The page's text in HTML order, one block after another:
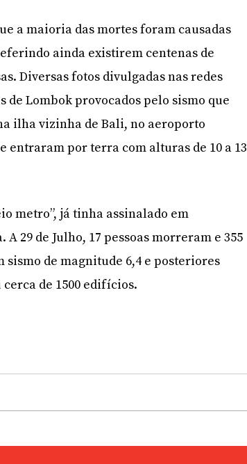
a maioria das mortes foram causadas
ainda existirem centenas de
Diversas fotos divulgadas nas redes
de Lombok provocados pelo sismo que
ilha vizinha de Bali, no aeroporto
entraram por terra com alturas de 10 a 13
metro”, já tinha assinalado em
29 de Julho, 17 pessoas morreram e 355
de magnitude 6,4 e posteriores
de 1500 edifícios.